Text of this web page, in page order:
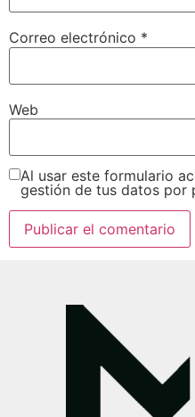
Correo electrónico *
Web
Al usar este formulario
gestión de tus datos por